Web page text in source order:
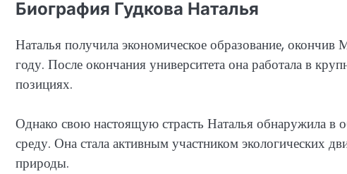
Биография Гудкова Наталья
Наталья получила экономическое образование,
году. После окончания университета она работала в
позициях.
Однако свою настоящую страсть Наталья обнаружила в
среду. Она стала активным участником экологических
природы.